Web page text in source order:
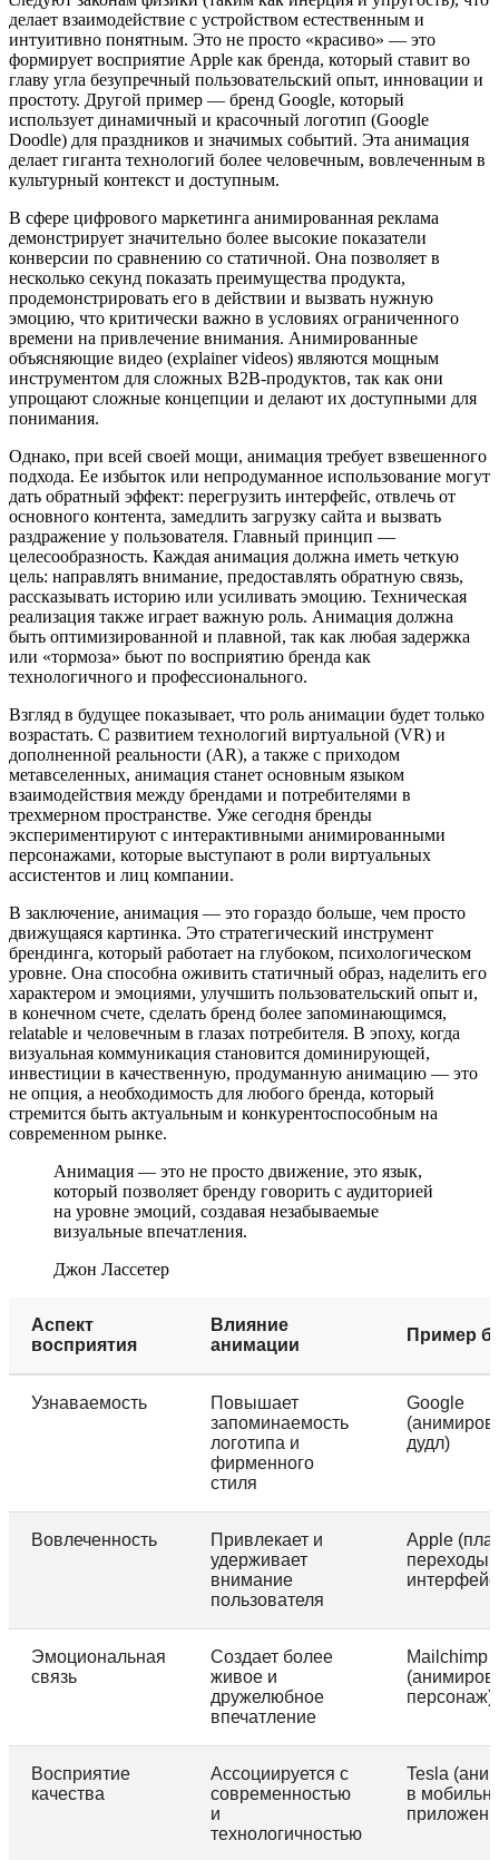
делает взаимодействие с устройством естественным и
интуитивно понятным. Это не просто «красиво» — это
формирует восприятие Apple как бренда, который ставит во
главу угла безупречный пользовательский опыт, инновации и
простоту. Другой пример — бренд Google, который
использует динамичный и красочный логотип (Google
Doodle) для праздников и значимых событий. Эта анимация
делает гиганта технологий более человечным, вовлеченным в
культурный контекст и доступным.
В сфере цифрового маркетинга анимированная реклама
демонстрирует значительно более высокие показатели
конверсии по сравнению со статичной. Она позволяет в
несколько секунд показать преимущества продукта,
продемонстрировать его в действии и вызвать нужную
эмоцию, что критически важно в условиях ограниченного
времени на привлечение внимания. Анимированные
объясняющие видео (explainer videos) являются мощным
инструментом для сложных B2B-продуктов, так как они
упрощают сложные концепции и делают их доступными для
понимания.
Однако, при всей своей мощи, анимация требует взвешенного
подхода. Ее избыток или непродуманное использование могут
дать обратный эффект: перегрузить интерфейс, отвлечь от
основного контента, замедлить загрузку сайта и вызвать
раздражение у пользователя. Главный принцип —
целесообразность. Каждая анимация должна иметь четкую
цель: направлять внимание, предоставлять обратную связь,
рассказывать историю или усиливать эмоцию. Техническая
реализация также играет важную роль. Анимация должна
быть оптимизированной и плавной, так как любая задержка
или «тормоза» бьют по восприятию бренда как
технологичного и профессионального.
Взгляд в будущее показывает, что роль анимации будет только
возрастать. С развитием технологий виртуальной (VR) и
дополненной реальности (AR), а также с приходом
метавселенных, анимация станет основным языком
взаимодействия между брендами и потребителями в
трехмерном пространстве. Уже сегодня бренды
экспериментируют с интерактивными анимированными
персонажами, которые выступают в роли виртуальных
ассистентов и лиц компании.
В заключение, анимация — это гораздо больше, чем просто
движущаяся картинка. Это стратегический инструмент
брендинга, который работает на глубоком, психологическом
уровне. Она способна оживить статичный образ, наделить его
характером и эмоциями, улучшить пользовательский опыт и,
в конечном счете, сделать бренд более запоминающимся,
relatable и человечным в глазах потребителя. В эпоху, когда
визуальная коммуникация становится доминирующей,
инвестиции в качественную, продуманную анимацию — это
не опция, а необходимость для любого бренда, который
стремится быть актуальным и конкурентоспособным на
современном рынке.
Анимация — это не просто движение, это язык,
который позволяет бренду говорить с аудиторией
на уровне эмоций, создавая незабываемые
визуальные впечатления.
Джон Лассетер
Аспект
восприятия
Влияние
анимации
Пример
Узнаваемость
Повышает
запоминаемость
логотипа и
фирменного
стиля
Google
дудл)
Вовлеченность
Привлекает и
удерживает
внимание
пользователя
Apple
переходы
Эмоциональная
связь
Создает более
живое и
дружелюбное
впечатление
Mailchimp
персонаж)
Восприятие
качества
Ассоциируется с
современностью
и
технологичностью
Tesla
в